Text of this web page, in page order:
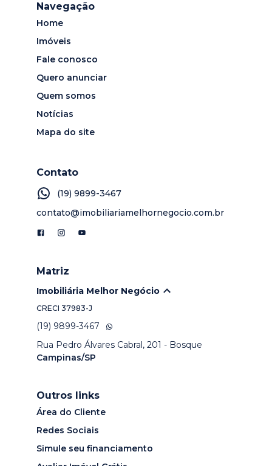
Navegação
Home
Imóveis
Fale conosco
Quero anunciar
Quem somos
Notícias
Mapa do site
Contato
(19) 9899-3467
contato@imobiliariamelhornegocio.com.br
Matriz
Imobiliária Melhor Negócio
CRECI 37983-J
(19) 9899-3467
Rua Pedro Álvares Cabral, 201 - Bosque
Campinas/SP
Outros links
Área do Cliente
Redes Sociais
Simule seu financiamento